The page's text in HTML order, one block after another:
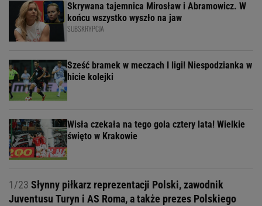
Skrywana tajemnica Mirosław i Abramowicz. W
końcu wszystko wyszło na jaw
SUBSKRYPCJA
Sześć bramek w meczach I ligi! Niespodzianka w
hicie kolejki
Wisła czekała na tego gola cztery lata! Wielkie
święto w Krakowie
1/23 Słynny piłkarz reprezentacji Polski, zawodnik
Juventusu Turyn i AS Roma, a także prezes Polskiego